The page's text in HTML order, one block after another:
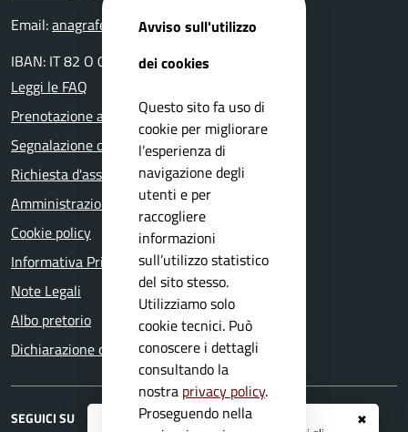
✖
Email:anagrafe@comune.capovalle.bs.it
IBAN: IT 82 O 03599 01800 000000137820
Leggi le FAQ
Prenotazione appuntamento
Segnalazione disservizio
Richiesta d'assistenza
Amministrazione trasparente
Cookie policy
Informativa Privacy
Note Legali
Albo pretorio
Dichiarazione di accessibilità
SEGUICI SU
Avviso sull'utilizzo
dei cookies
Questo sito fa uso di
cookie per migliorare
l’esperienza di
navigazione degli
utenti e per
raccogliere
informazioni
sull’utilizzo statistico
del sito stesso.
Utilizziamo solo
cookie tecnici. Può
conoscere i dettagli
consultando la
nostra privacy policy.
Proseguendo nella